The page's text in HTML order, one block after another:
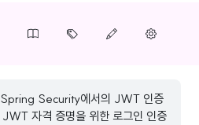
Spring Security에서의 JWT 인증
JWT 자격 증명을 위한 로그인 인증